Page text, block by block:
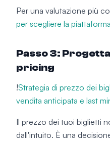
Per una valutazione più
per scegliere la
Passo 3:
pricing
!Strategia di prezzo dei
vendita anticipata e last
Il prezzo dei tuoi biglietti
dall'intuito. È una